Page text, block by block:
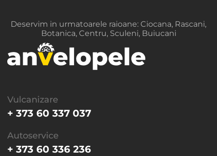
Deservim in urmatoarele raioane: Ciocana, Rascani,
Botanica, Centru, Sculeni, Buiucani
Vulcanizare
+ 373 60 337 037
Autoservice
+ 373 60 336 236